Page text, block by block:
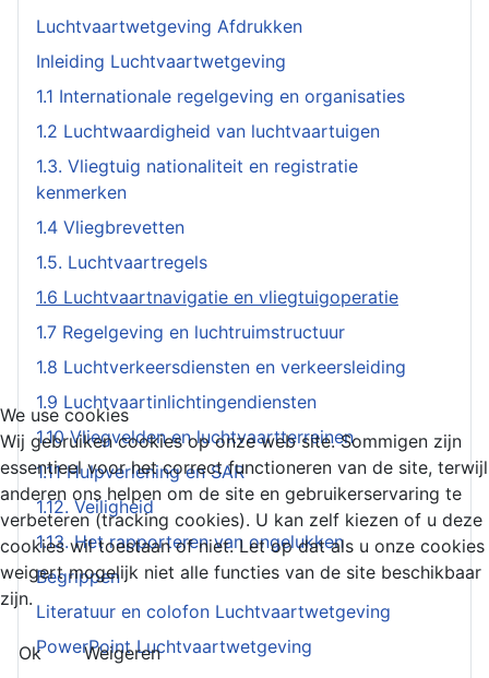
Luchtvaartwetgeving Afdrukken
Inleiding Luchtvaartwetgeving
1.1 Internationale regelgeving en organisaties
1.2 Luchtwaardigheid van luchtvaartuigen
1.3. Vliegtuig nationaliteit en registratie
kenmerken
1.4 Vliegbrevetten
1.5. Luchtvaartregels
1.6 Luchtvaartnavigatie en vliegtuigoperatie
1.7 Regelgeving en luchtruimstructuur
1.8 Luchtverkeersdiensten en verkeersleiding
1.9 Luchtvaartinlichtingendiensten
1.10 Vliegvelden en luchtvaartterreinen
1.11 Hulpverlening en SAR
1.12. Veiligheid
1.13. Het rapporteren van ongelukken
Begrippen
Literatuur en colofon Luchtvaartwetgeving
PowerPoint Luchtvaartwetgeving
We use cookies
Wij gebruiken cookies op onze web site. Sommigen zijn
essentieel voor het correct functioneren van de site, terwijl
anderen ons helpen om de site en gebruikerservaring te
verbeteren (tracking cookies). U kan zelf kiezen of u deze
cookies wil toestaan of niet. Let op dat als u onze cookies
weigert mogelijk niet alle functies van de site beschikbaar
zijn.
Ok Weigeren